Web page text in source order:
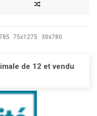
75x1275
30x780
de 12 et vendu